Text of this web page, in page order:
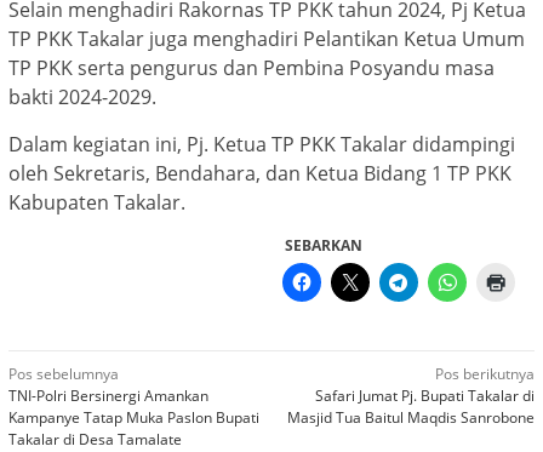
Selain menghadiri Rakornas TP PKK tahun 2024, Pj Ketua
TP PKK Takalar juga menghadiri Pelantikan Ketua Umum
TP PKK serta pengurus dan Pembina Posyandu masa
bakti 2024-2029.
Dalam kegiatan ini, Pj. Ketua TP PKK Takalar didampingi
oleh Sekretaris, Bendahara, dan Ketua Bidang 1 TP PKK
Kabupaten Takalar.
SEBARKAN
Navigasi
pos
Pos sebelumnya
TNI-Polri Bersinergi Amankan
Kampanye Tatap Muka Paslon Bupati
Takalar di Desa Tamalate
Pos berikutnya
Safari Jumat Pj. Bupati Takalar di
Masjid Tua Baitul Maqdis Sanrobone